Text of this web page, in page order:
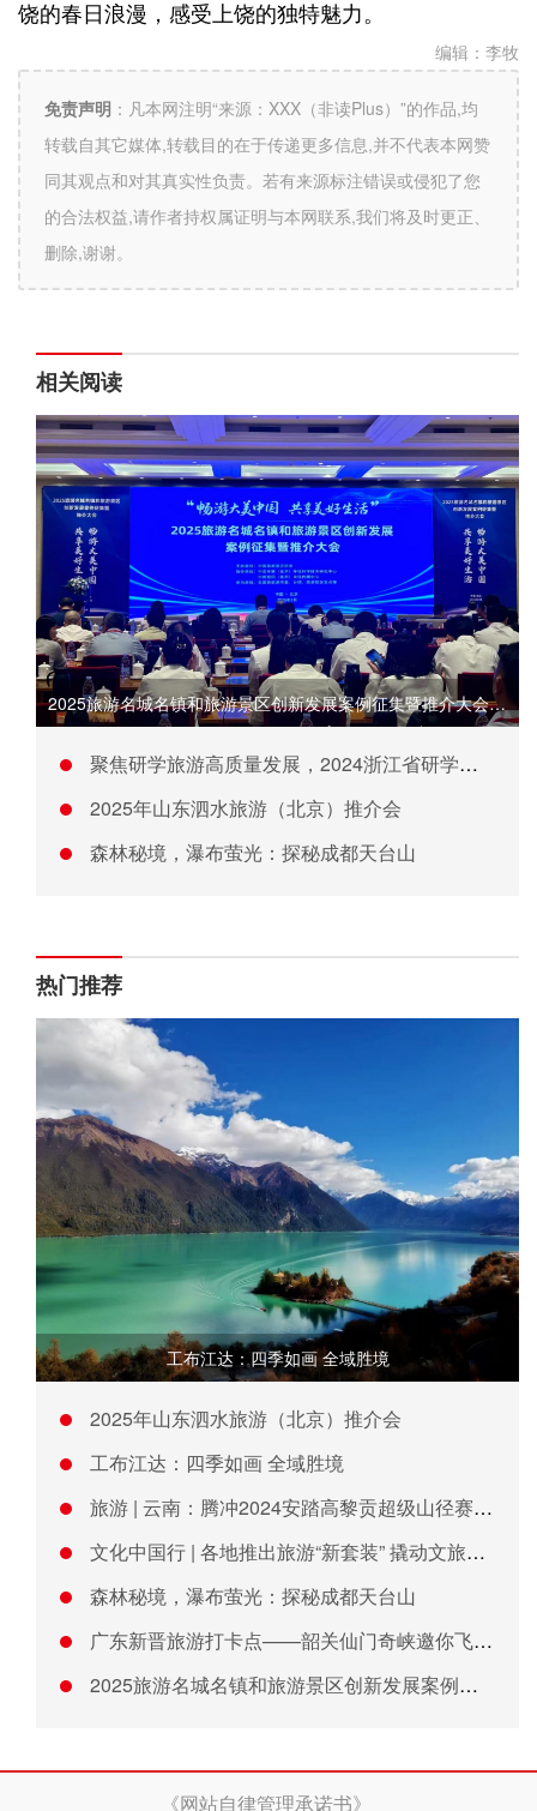
饶的春日浪漫，感受上饶的独特魅力。
编辑： 李牧
免责声明 ： 凡本网注明“来源：XXX（非读Plus）”的作品,均
转载自其它媒体,转载目的在于传递更多信息,并不代表本网赞
同其观点和对其真实性负责。若有来源标注错误或侵犯了您
的合法权益,请作者持权属证明与本网联系,我们将及时更正、
删除,谢谢。
相关阅读
2025旅游名城名镇和旅游景区创新发展案例征集暨推介大会在京
聚焦研学旅游高质量发展，2024浙江省研学旅游行业交流共创会
2025年山东泗水旅游（北京）推介会
森林秘境，瀑布萤光：探秘成都天台山
热门推荐
工布江达：四季如画 全域胜境
2025年山东泗水旅游（北京）推介会
工布江达：四季如画 全域胜境
旅游 | 云南：腾冲2024安踏高黎贡超级山径赛赛季发布会举
文化中国行 | 各地推出旅游“新套装” 撬动文旅消费新场景
森林秘境，瀑布萤光：探秘成都天台山
广东新晋旅游打卡点——韶关仙门奇峡邀你飞天、漂流！
2025旅游名城名镇和旅游景区创新发展案例征集暨推介大会在京
《网站自律管理承诺书》